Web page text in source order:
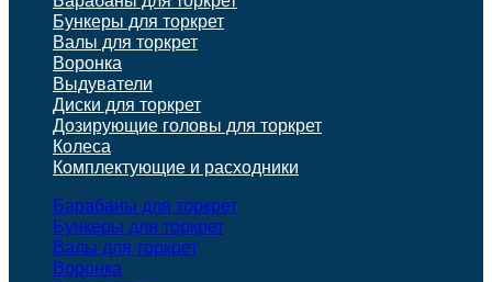
Бункеры для торкрет
Валы для торкрет
Воронка
Выдуватели
Диски для торкрет
Дозирующие головы для торкрет
Колеса
Комплектующие и расходники
Барабаны для торкрет
Бункеры для торкрет
Валы для торкрет
Воронка